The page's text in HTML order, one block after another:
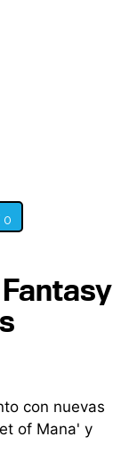
0
con nuevas
of Mana' y